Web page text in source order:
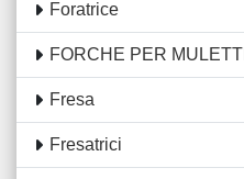
Foratrice
FORCHE PER MULETTI
Fresa
Fresatrici